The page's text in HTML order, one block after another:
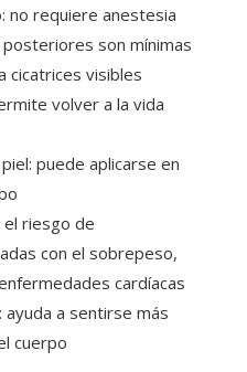
no requiere anestesia
son mínimas
cicatrices visibles
volver a la vida
puede aplicarse en
el riesgo de
con el sobrepeso,
cardíacas
a sentirse más
cuerpo